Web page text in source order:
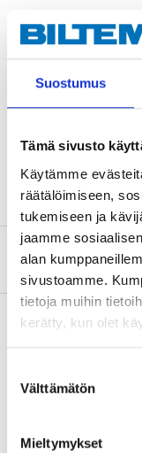
Suostumus
Tämä sivusto
Käytämme
räätälöimiseen,
tukemiseen ja
jaamme
alan
sivustoamme.
tietoja muihin
kerätty, kun olet
valinta
Välttämätön
Mieltymykset
3 PP-rör
Teknisk
Om tillverkaren
Köp &